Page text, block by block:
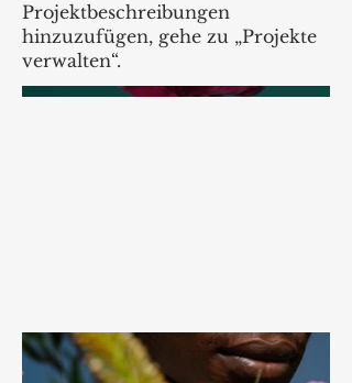
Projektbeschreibungen
hinzuzufügen, gehe zu „Projekte
verwalten“.